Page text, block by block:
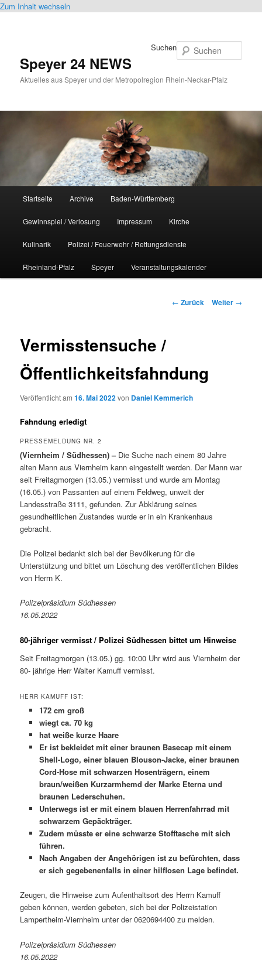
Zum Inhalt wechseln
Speyer 24 NEWS
Aktuelles aus Speyer und der Metropolregion Rhein-Neckar-Pfalz
Suchen
Startseite Archive Baden-Württemberg
Gewinnspiel / Verlosung Impressum Kirche
Kulinarik Polizei / Feuerwehr / Rettungsdienste
Rheinland-Pfalz Speyer Veranstaltungskalender
Beitrags-
← Zurück Weiter →
Vermisstensuche /
Öffentlichkeitsfahndung
Veröffentlicht am16. Mai 2022von Daniel Kemmerich
Fahndung erledigt
PRESSEMELDUNG NR. 2
(Viernheim / Südhessen) –Die Suche nach einem 80 Jahre
alten Mann aus Viernheim kann eingestellt werden. Der Mann war
seit Freitagmorgen (13.05.) vermisst und wurde am Montag
(16.05.) von Passanten auf einem Feldweg, unweit der
Landesstraße 3111, gefunden. Zur Abklärung seines
gesundheitlichen Zustandes wurde er in ein Krankenhaus
gebracht.
Die Polizei bedankt sich bei der Bevölkerung für die
Unterstützung und bittet um Löschung des veröffentlichen Bildes
von Herrn K.
Polizeipräsidium Südhessen
16.05.2022
80-jähriger vermisst / Polizei Südhessen bittet um Hinweise
Seit Freitagmorgen (13.05.) gg. 10:00 Uhr wird aus Viernheim der
80- jährige Herr Walter Kamuff vermisst.
HERR KAMUFF IST:
172 cm groß
wiegt ca. 70 kg
hat weiße kurze Haare
Er ist bekleidet mit einer braunen Basecap mit einem
Shell-Logo, einer blauen Blouson-Jacke, einer braunen
Cord-Hose mit schwarzen Hosenträgern, einem
braun/weißen Kurzarmhemd der Marke Eterna und
braunen Lederschuhen.
Unterwegs ist er mit einem blauen Herrenfahrrad mit
schwarzem Gepäckträger.
Zudem müsste er eine schwarze Stofftasche mit sich
führen.
Nach Angaben der Angehörigen ist zu befürchten, dass
er sich gegebenenfalls in einer hilflosen Lage befindet.
Zeugen, die Hinweise zum Aufenthaltsort des Herrn Kamuff
geben können, werden gebeten, sich bei der Polizeistation
Lampertheim-Viernheim unter der 0620694400 zu melden.
Polizeipräsidium Südhessen
16.05.2022